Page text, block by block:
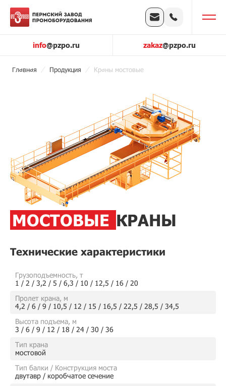
info@pzpo.ru zakaz@pzpo.ru
Главная Продукция Краны мостовые
МОСТОВЫЕ КРАНЫ
Технические характеристики
Грузоподъемность, т
1 / 2 / 3,2 / 5 / 6,3 / 10 / 12,5 / 16 / 20
Пролет крана, м
4,2 / 6 / 9 / 10,5 / 12 / 15 / 16,5 / 22,5 / 28,5 / 34,5
Высота подъема, м
3 / 6 / 9 / 12 / 18 / 24 / 30 / 36
Тип крана
мостовой
Тип балки / Конструкция моста
двутавр / коробчатое сечение